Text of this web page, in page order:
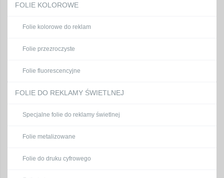
FOLIE KOLOROWE
Folie kolorowe do reklam
Folie przezroczyste
Folie fluorescencyjne
FOLIE DO REKLAMY ŚWIETLNEJ
Specjalne folie do reklamy świetlnej
Folie metalizowane
Folie do druku cyfrowego